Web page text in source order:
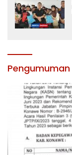
Pengumuman